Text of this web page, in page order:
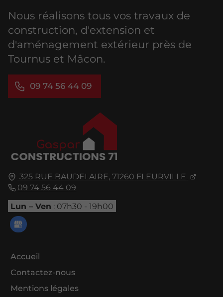
325 RUE BAUDELAIRE, 71260 FLEURVILLE
09 74 56 44 09
Lun – Ven : 07h30 - 19h00
Accueil
Contactez-nous
Mentions légales
Nous réalisons tous vos travaux de
construction, d'extension et
d'aménagement extérieur près de
Tournus et Mâcon.
09 74 56 44 09